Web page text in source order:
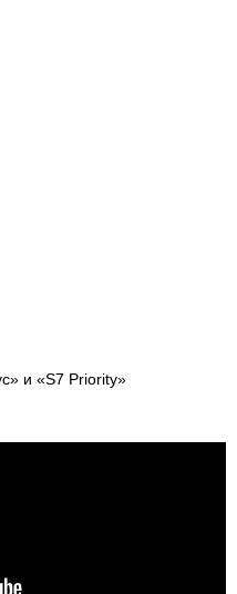
и «S7 Priority»